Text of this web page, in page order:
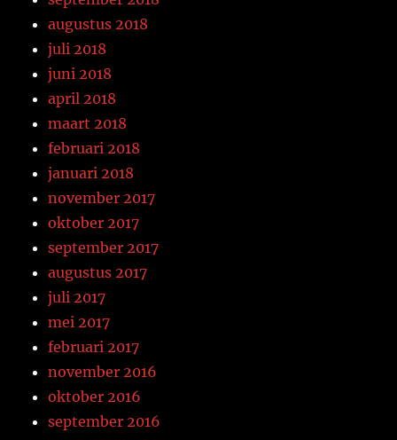
augustus 2018
juli 2018
juni 2018
april 2018
maart 2018
februari 2018
januari 2018
november 2017
oktober 2017
september 2017
augustus 2017
juli 2017
mei 2017
februari 2017
november 2016
oktober 2016
september 2016